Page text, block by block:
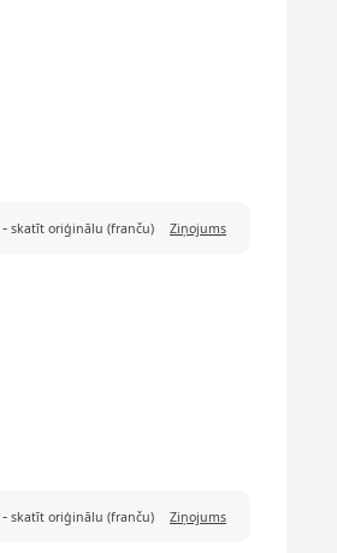
- skatīt oriģinālu (franču) Ziņojums
- skatīt oriģinālu (franču) Ziņojums